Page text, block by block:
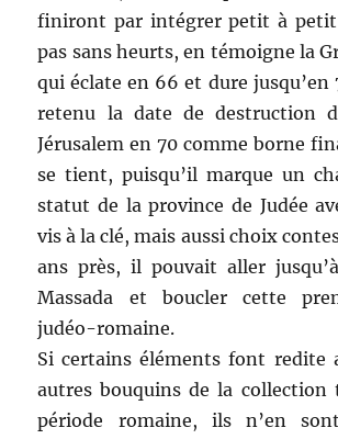
finiront par intégrer petit à
pas sans heurts, en témoigne la
qui éclate en 66 et dure jusqu’en
retenu la date de destruction
Jérusalem en 70 comme borne
se tient, puisqu’il marque un
statut de la province de Judée
vis à la clé, mais aussi choix
ans près, il pouvait aller
Massada et boucler cette
judéo-romaine.
Si certains éléments font redite
autres bouquins de la
période romaine, ils n’en